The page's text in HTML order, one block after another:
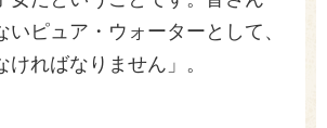
いピュア・ウォーターとして、
ればなりません」。